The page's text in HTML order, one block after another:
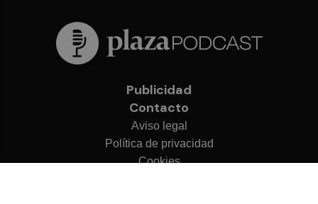
Publicidad
Contacto
Aviso legal
Política de privacidad
Cookies